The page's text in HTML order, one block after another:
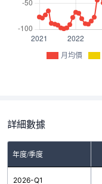
月均價
詳細數據
年度/季度
2026-Q1